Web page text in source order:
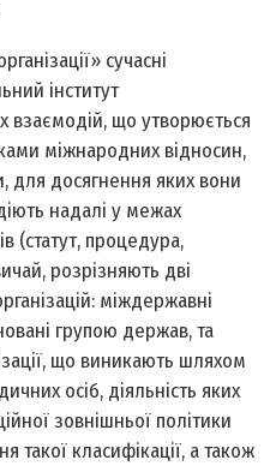
сучасні
інститут
взаємодій, що утворюється
міжнародних відносин,
для досягнення яких вони
надалі у межах
(статут, процедура,
розрізняють дві
міждержавні
групою держав, та
що виникають шляхом
осіб, діяльність яких
зовнішньої політики
такої класифікації, а також